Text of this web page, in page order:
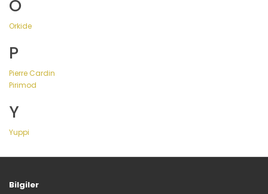
O
Orkide
P
Pierre Cardin
Pirimod
Y
Yuppi
Bilgiler